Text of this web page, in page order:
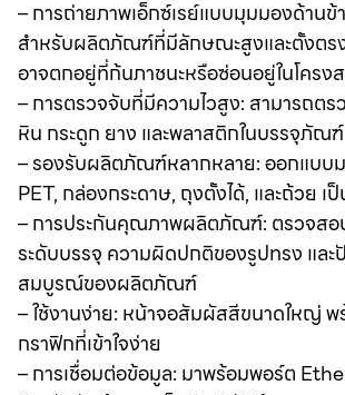
– การถ่ายภาพเอ็กซ์เรย์แบบมุมมองด้านข้
สำหรับผลิตภัณฑ์ที่มีลักษณะสูงและตั้งตร
อาจตกอยู่ที่ก้นภาชนะหรือซ่อนอยู่ในโครง
– การตรวจจับที่มีความไวสูง: สามารถตร
หิน กระดูก ยาง และพลาสติกในบรรจุภัณ
– รองรับผลิตภัณฑ์หลากหลาย: ออกแบบ
PET, กล่องกระดาษ, ถุงตั้งได้, และถ้วย เ
– การประกันคุณภาพผลิตภัณฑ์: ตรวจสอ
ระดับบรรจุ ความผิดปกติของรูปทรง แล
สมบูรณ์ของผลิตภัณฑ์
– ใช้งานง่าย: หน้าจอสัมผัสสีขนาดใหญ่ พ
กราฟิกที่เข้าใจง่าย
– การเชื่อมต่อข้อมูล: มาพร้อมพอร์ต